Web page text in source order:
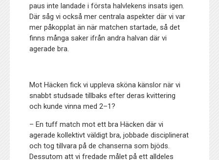
paus inte landade i första halvlekens insats igen.
Där såg vi också mer centrala aspekter där vi var
mer påkopplat än när matchen startade, så det
finns många saker ifrån andra halvan där vi
agerade bra.
Mot Häcken fick vi uppleva sköna känslor när vi
snabbt studsade tillbaks efter deras kvittering
och kunde vinna med 2–1?
– En tuff match mot ett bra Häcken där vi
agerade kollektivt väldigt bra, jobbade disciplinerat
och tog tillvara på de chanserna som bjöds.
Dessutom att vi fredade målet på ett alldeles